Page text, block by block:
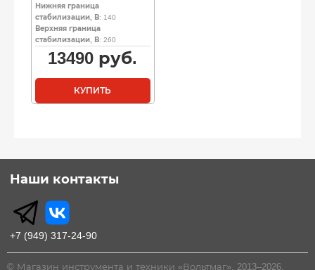
Нижняя граница
стабилизации, В: 140
Верхняя граница
стабилизации, В: 260
13490 руб.
КУПИТЬ
Наши контакты
+7 (949) 317-24-90
© Магазин инструмента и техники «Вольтмаг», 2013–2026.